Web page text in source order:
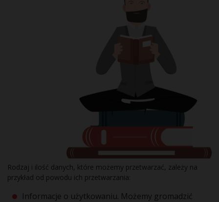
Rodzaj i ilość danych, które możemy przetwarzać, zależy na
przykład od powodu ich przetwarzania:
Informacje o użytkowaniu. Możemy gromadzić